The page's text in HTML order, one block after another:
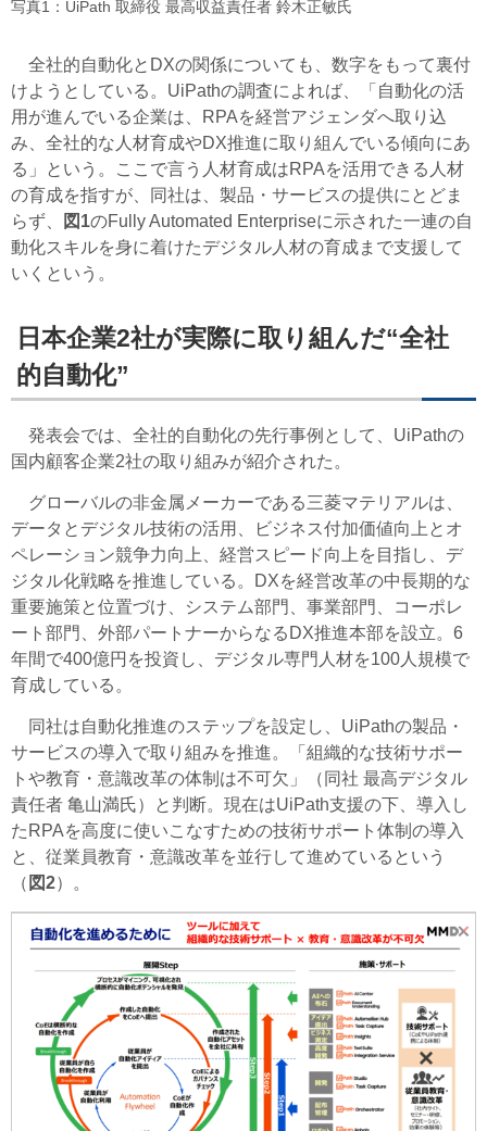
写真1：UiPath 取締役 最高収益責任者 鈴木正敏氏
全社的自動化とDXの関係についても、数字をもって裏付
けようとしている。UiPathの調査によれば、「自動化の活
用が進んでいる企業は、RPAを経営アジェンダへ取り込
み、全社的な人材育成やDX推進に取り組んでいる傾向にあ
る」という。ここで言う人材育成はRPAを活用できる人材
の育成を指すが、同社は、製品・サービスの提供にとどま
らず、
図1のFully Automated Enterpriseに示された一連の自
動化スキルを身に着けたデジタル人材の育成まで支援して
いくという。
日本企業2社が実際に取り組んだ“全社
的自動化”
発表会では、全社的自動化の先行事例として、UiPathの
国内顧客企業2社の取り組みが紹介された。
グローバルの非金属メーカーである三菱マテリアルは、
データとデジタル技術の活用、ビジネス付加価値向上とオ
ペレーション競争力向上、経営スピード向上を目指し、デ
ジタル化戦略を推進している。DXを経営改革の中長期的な
重要施策と位置づけ、システム部門、事業部門、コーポレ
ート部門、外部パートナーからなるDX推進本部を設立。6
年間で400億円を投資し、デジタル専門人材を100人規模で
育成している。
同社は自動化推進のステップを設定し、UiPathの製品・
サービスの導入で取り組みを推進。「組織的な技術サポー
トや教育・意識改革の体制は不可欠」（同社 最高デジタル
責任者 亀山満氏）と判断。現在はUiPath支援の下、導入し
たRPAを高度に使いこなすための技術サポート体制の導入
と、従業員教育・意識改革を並行して進めているという
（ 図2）。